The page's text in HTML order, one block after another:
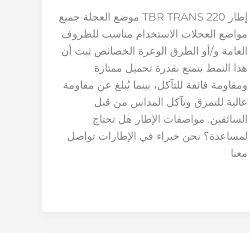
إطار TBR TRANS 220 موضع العجلة جميع
مواضع العجلات الاستخدام مناسب للظروف
العامة و/أو الطرق الوعرة الخصائص ثبت أن
هذا النمط يتمتع بقدرة تحميل ممتازة
ومقاومة فائقة للتآكل، بينما يُبلغ عن مقاومة
عالية للتمزق وتآكل المداس من قبل
السائقين. مواصفات الإطار هل تحتاج
لمساعدة؟ نحن خبراء في الإطارات تواصل
معنا